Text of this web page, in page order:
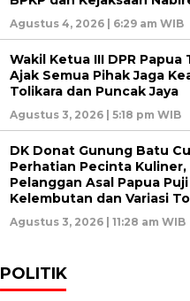
Agustus 4, 2026 | 6:29 am WIB
Wakil Ketua III DPR Papua
Ajak Semua Pihak Jaga
Tolikara dan Puncak Jaya
Agustus 3, 2026 | 5:18 pm WIB
DK Donat Gunung Batu
Perhatian Pecinta Kuliner,
Pelanggan Asal Papua Puji
Kelembutan dan Variasi
Agustus 3, 2026 | 11:28 am WIB
POLITIK